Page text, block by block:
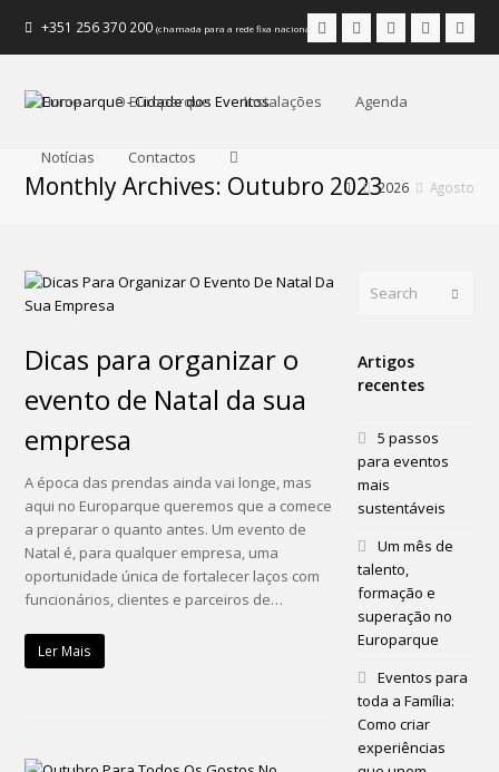
+351 256 370 200(chamada para a rede fixa nacional) FacebookInstagram
LinkedInYoutube
Home O Europarque Instalações Agenda
Notícias Contactos
Monthly Archives: Outubro 20232026 Agosto
Dicas para organizar o
evento de Natal da sua
empresa
A época das prendas ainda vai longe, mas
aqui no Europarque queremos que a comece
a preparar o quanto antes. Um evento de
Natal é, para qualquer empresa, uma
oportunidade única de fortalecer laços com
funcionários, clientes e parceiros de…
Ler Mais
Artigos
recentes
5 passos
para eventos
mais
sustentáveis
Um mês de
talento,
formação e
superação no
Europarque
Eventos para
toda a Família:
Como criar
experiências